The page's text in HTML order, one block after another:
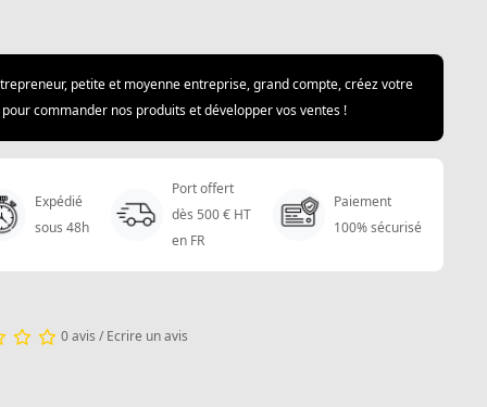
petite et moyenne entreprise, grand compte, créez votre
commander nos produits et développer vos ventes !
Expédié
sous 48h
Port offert
dès 500 € HT
en FR
Paiement
100% sécurisé
0 avis / Ecrire un avis